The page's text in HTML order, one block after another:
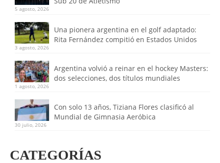
5 agosto, 2026
Una pionera argentina en el golf adaptado:
Rita Fernández compitió en Estados Unidos
3 agosto, 2026
Argentina volvió a reinar en el hockey Masters:
dos selecciones, dos títulos mundiales
1 agosto, 2026
Con solo 13 años, Tiziana Flores clasificó al
Mundial de Gimnasia Aeróbica
30 julio, 2026
CATEGORÍAS